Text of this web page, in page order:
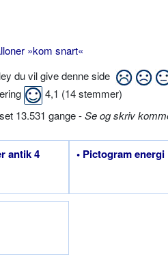
»kom snart«
du vil give denne side
4,1 (14stemmer)
13.531 gange -Se og skriv
antik 4 • Pictogram energi